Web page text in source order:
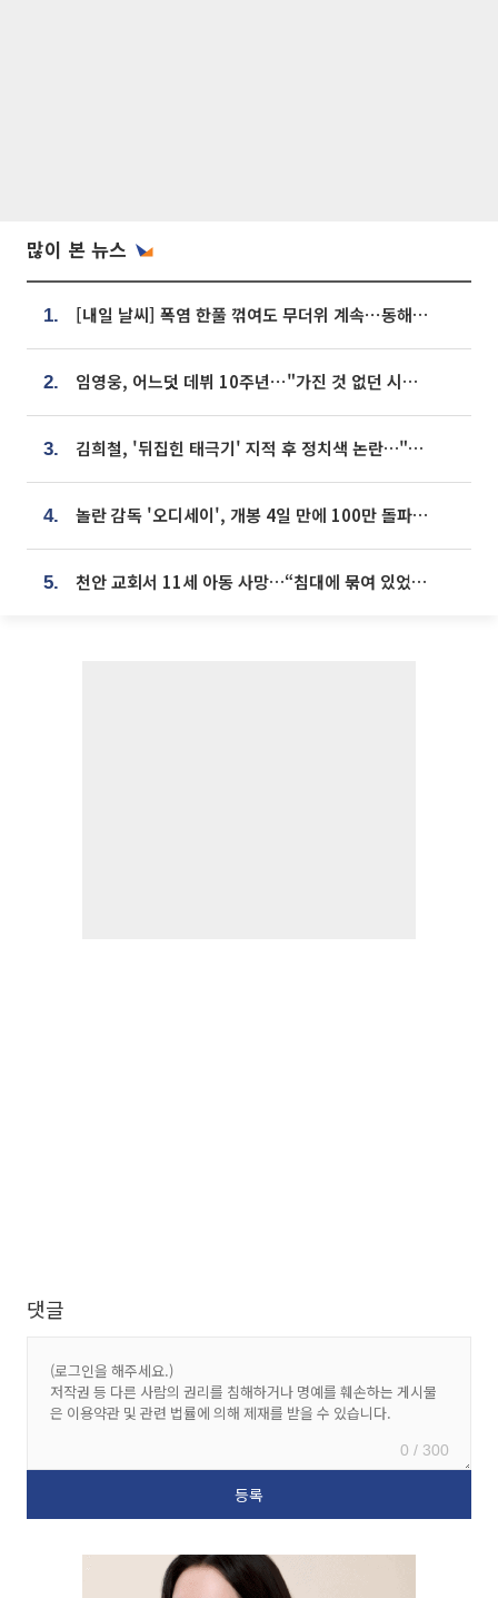
많이 본 뉴스
1. [내일 날씨] 폭염 한풀 꺾여도 무더위 계속⋯동해안 이틀 연속 비
2. 임영웅, 어느덧 데뷔 10주년⋯"가진 것 없던 시절, 내 앞엔 20명의 팬뿐"
3. 김희철, '뒤집힌 태극기' 지적 후 정치색 논란…"좌우 떠나 우리나라 국기"
4. 놀란 감독 '오디세이', 개봉 4일 만에 100만 돌파⋯'왕사남' 보다 빠르다
5. 천안 교회서 11세 아동 사망…“침대에 묶여 있었다” 진술 확보
댓글
0 / 300